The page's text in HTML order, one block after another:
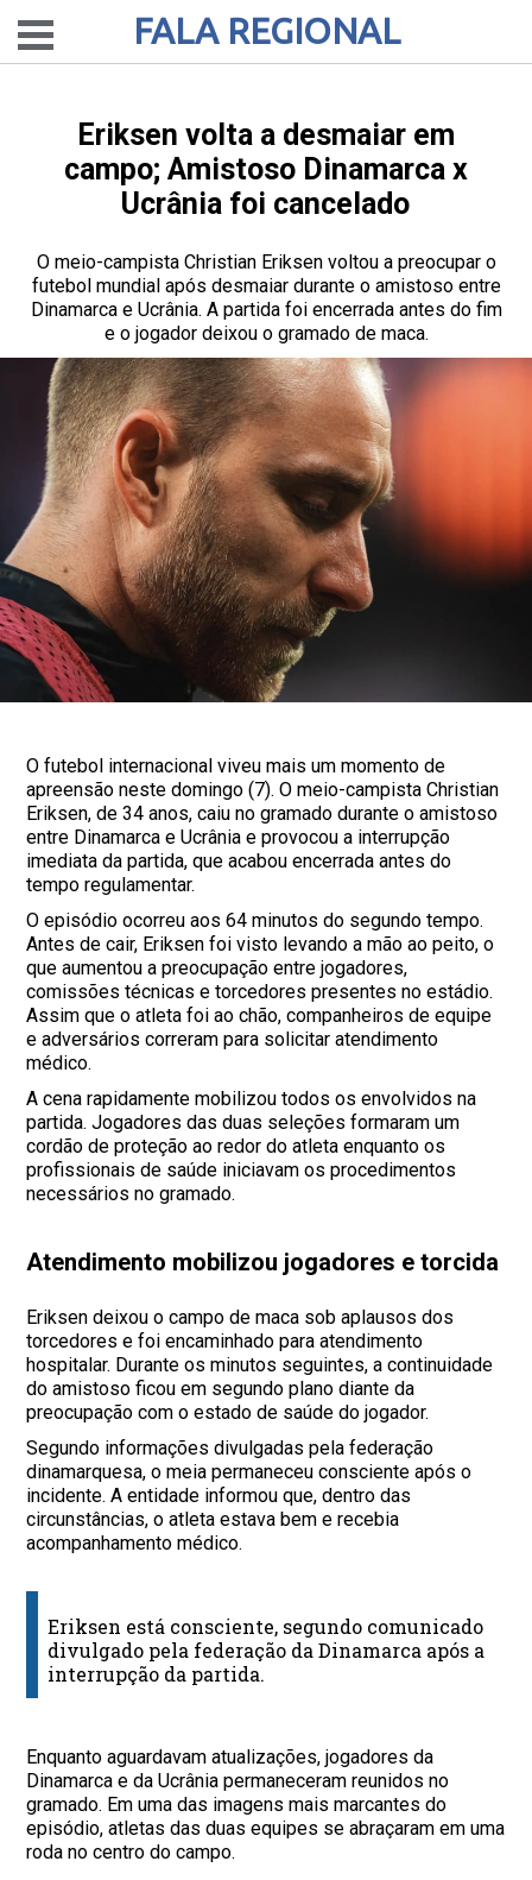
FALA REGIONAL
Eriksen volta a desmaiar em
campo; Amistoso Dinamarca x
Ucrânia foi cancelado
O meio-campista Christian Eriksen voltou a preocupar o
futebol mundial após desmaiar durante o amistoso entre
Dinamarca e Ucrânia. A partida foi encerrada antes do fim
e o jogador deixou o gramado de maca.
O futebol internacional viveu mais um momento de
apreensão neste domingo (7). O meio-campista Christian
Eriksen, de 34 anos, caiu no gramado durante o amistoso
entre Dinamarca e Ucrânia e provocou a interrupção
imediata da partida, que acabou encerrada antes do
tempo regulamentar.
O episódio ocorreu aos 64 minutos do segundo tempo.
Antes de cair, Eriksen foi visto levando a mão ao peito, o
que aumentou a preocupação entre jogadores,
comissões técnicas e torcedores presentes no estádio.
Assim que o atleta foi ao chão, companheiros de equipe
e adversários correram para solicitar atendimento
médico.
A cena rapidamente mobilizou todos os envolvidos na
partida. Jogadores das duas seleções formaram um
cordão de proteção ao redor do atleta enquanto os
profissionais de saúde iniciavam os procedimentos
necessários no gramado.
Atendimento mobilizou jogadores e torcida
Eriksen deixou o campo de maca sob aplausos dos
torcedores e foi encaminhado para atendimento
hospitalar. Durante os minutos seguintes, a continuidade
do amistoso ficou em segundo plano diante da
preocupação com o estado de saúde do jogador.
Segundo informações divulgadas pela federação
dinamarquesa, o meia permaneceu consciente após o
incidente. A entidade informou que, dentro das
circunstâncias, o atleta estava bem e recebia
acompanhamento médico.
Eriksen está consciente, segundo comunicado
divulgado pela federação da Dinamarca após a
interrupção da partida.
Enquanto aguardavam atualizações, jogadores da
Dinamarca e da Ucrânia permaneceram reunidos no
gramado. Em uma das imagens mais marcantes do
episódio, atletas das duas equipes se abraçaram em uma
roda no centro do campo.